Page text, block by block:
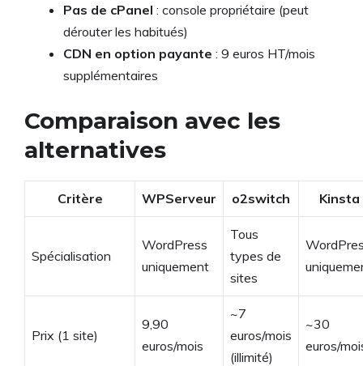
Pas de cPanel : console propriétaire (peut
dérouter les habitués)
CDN en option payante : 9 euros HT/mois
supplémentaires
Comparaison avec les
alternatives
Critère WPServeur o2switch Kinsta
Spécialisation
WordPress
uniquement
Tous
types de
sites
Prix (1 site)
9,90
euros/mois
~7
euros/mois
(illimité)
~30
euros/